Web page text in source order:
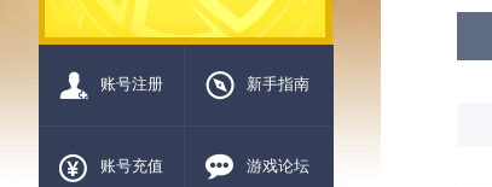
账号注册 新手指南
账号充值 游戏论坛